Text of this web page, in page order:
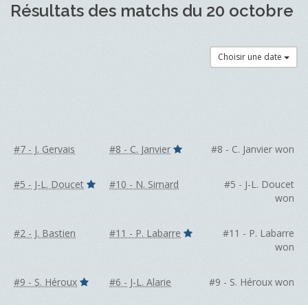
Résultats des matchs du 20 octobre
Choisir une date
#7 - J. Gervais #8 - C. Janvier #8 - C. Janvier won
#5 - J-L. Doucet #10 - N. Simard
#5 - J-L. Doucet
won
#2 - J. Bastien #11 - P. Labarre
#11 - P. Labarre
won
#9 - S. Héroux #6 - J-L. Alarie #9 - S. Héroux won